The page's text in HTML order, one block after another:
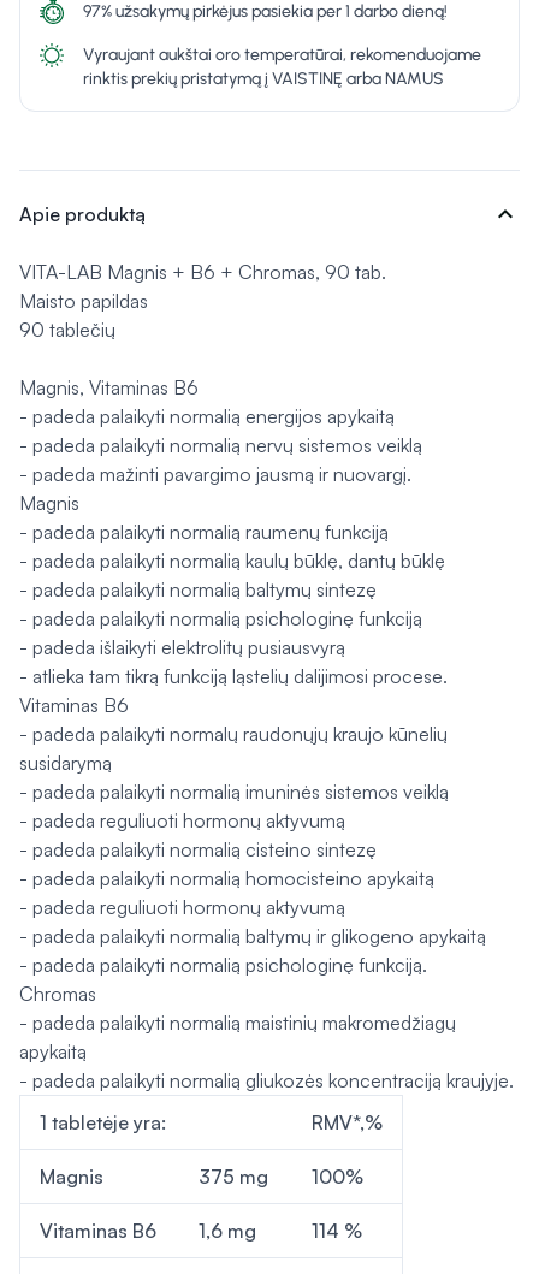
97% užsakymų pirkėjus pasiekia per 1 darbo dieną!
Vyraujant aukštai oro temperatūrai, rekomenduojame
rinktis prekių pristatymą į VAISTINĘ arba NAMUS
Apie produktą expand_more
VITA-LAB Magnis + B6 + Chromas, 90 tab.
Maisto papildas
90 tablečių
Magnis, Vitaminas B6
- padeda palaikyti normalią energijos apykaitą
- padeda palaikyti normalią nervų sistemos veiklą
- padeda mažinti pavargimo jausmą ir nuovargį.
Magnis
- padeda palaikyti normalią raumenų funkciją
- padeda palaikyti normalią kaulų būklę, dantų būklę
- padeda palaikyti normalią baltymų sintezę
- padeda palaikyti normalią psichologinę funkciją
- padeda išlaikyti elektrolitų pusiausvyrą
- atlieka tam tikrą funkciją ląstelių dalijimosi procese.
Vitaminas B6
- padeda palaikyti normalų raudonųjų kraujo kūnelių
susidarymą
- padeda palaikyti normalią imuninės sistemos veiklą
- padeda reguliuoti hormonų aktyvumą
- padeda palaikyti normalią cisteino sintezę
- padeda palaikyti normalią homocisteino apykaitą
- padeda reguliuoti hormonų aktyvumą
- padeda palaikyti normalią baltymų ir glikogeno apykaitą
- padeda palaikyti normalią psichologinę funkciją.
Chromas
- padeda palaikyti normalią maistinių makromedžiagų
apykaitą
- padeda palaikyti normalią gliukozės koncentraciją kraujyje.
1 tabletėje yra:
RMV*,%
Magnis 375 mg 100%
Vitaminas B6 1,6 mg 114 %